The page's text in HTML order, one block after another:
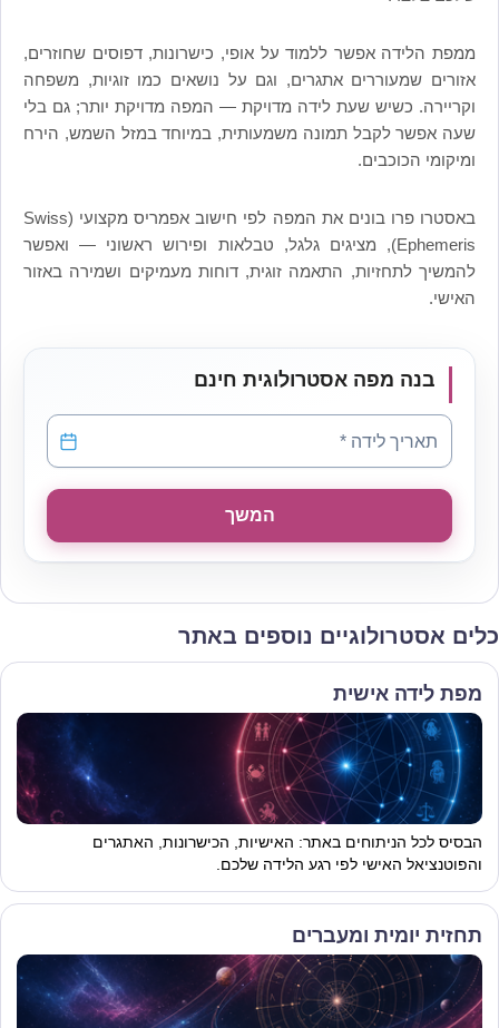
ממפת הלידה אפשר ללמוד על אופי, כישרונות, דפוסים שחוזרים,
אזורים שמעוררים אתגרים, וגם על נושאים כמו זוגיות, משפחה
וקריירה. כשיש שעת לידה מדויקת — המפה מדויקת יותר; גם בלי
שעה אפשר לקבל תמונה משמעותית, במיוחד במזל השמש, הירח
ומיקומי הכוכבים.
באסטרו פרו בונים את המפה לפי חישוב אפמריס מקצועי (Swiss
Ephemeris), מציגים גלגל, טבלאות ופירוש ראשוני — ואפשר
להמשיך לתחזיות, התאמה זוגית, דוחות מעמיקים ושמירה באזור
האישי.
בנה מפה אסטרולוגית חינם
תאריך לידה
תאריך לידה *
המשך
כלים אסטרולוגיים נוספים באתר
מפת לידה אישית
הבסיס לכל הניתוחים באתר: האישיות, הכישרונות, האתגרים
והפוטנציאל האישי לפי רגע הלידה שלכם.
תחזית יומית ומעברים